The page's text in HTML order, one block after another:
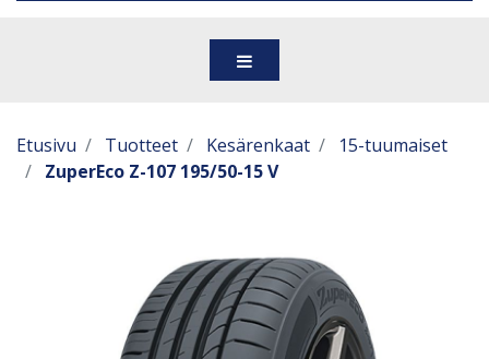
Etusivu Tuotteet Kesärenkaat
15-tuumaiset
ZuperEco Z-107 195/50-15 V